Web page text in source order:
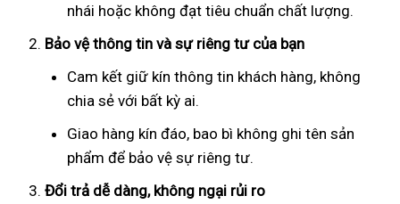
nhái hoặc không đạt tiêu chuẩn chất lượng.
Bảo vệ thông tin và sự riêng tư của bạn
Cam kết giữ kín thông tin khách hàng, không
chia sẻ với bất kỳ ai.
Giao hàng kín đáo, bao bì không ghi tên sản
phẩm để bảo vệ sự riêng tư.
Đổi trả dễ dàng, không ngại rủi ro